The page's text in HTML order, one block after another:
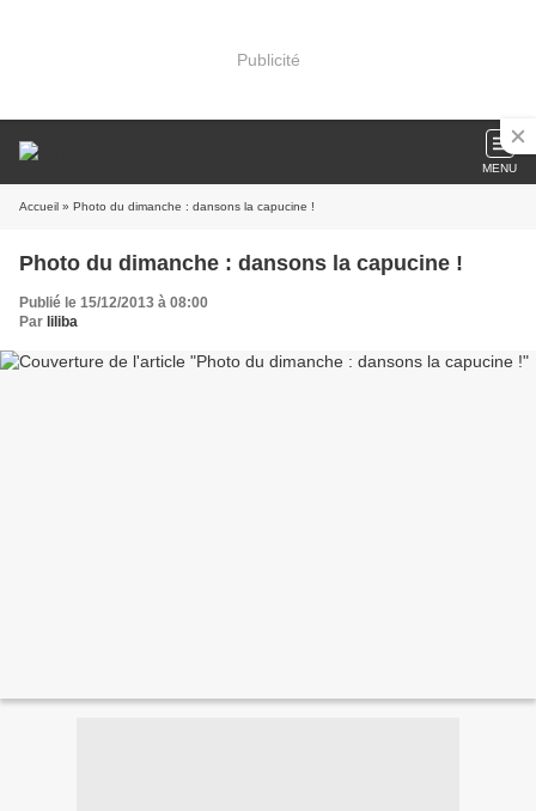
Publicité
MENU
Accueil » Photo du dimanche : dansons la capucine !
Photo du dimanche : dansons la capucine !
Publié le 15/12/2013 à 08:00
Par liliba